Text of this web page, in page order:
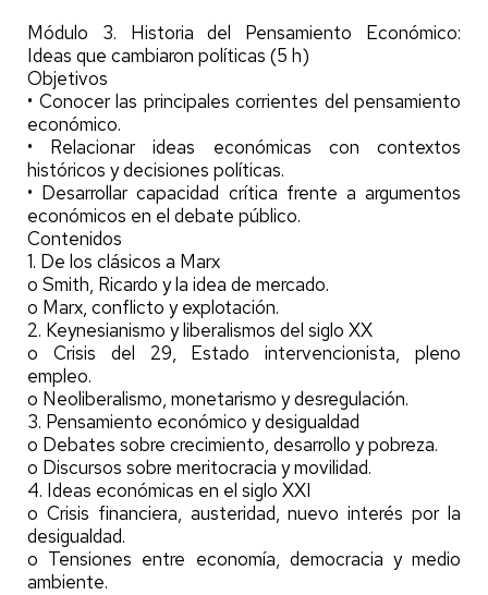
Módulo 3. Historia del Pensamiento Económico:
Ideas que cambiaron políticas (5 h)
Objetivos
• Conocer las principales corrientes del pensamiento
económico.
• Relacionar ideas económicas con contextos
históricos y decisiones políticas.
• Desarrollar capacidad crítica frente a argumentos
económicos en el debate público.
Contenidos
1. De los clásicos a Marx
o Smith, Ricardo y la idea de mercado.
o Marx, conflicto y explotación.
2. Keynesianismo y liberalismos del siglo XX
o Crisis del 29, Estado intervencionista, pleno
empleo.
o Neoliberalismo, monetarismo y desregulación.
3. Pensamiento económico y desigualdad
o Debates sobre crecimiento, desarrollo y pobreza.
o Discursos sobre meritocracia y movilidad.
4. Ideas económicas en el siglo XXI
o Crisis financiera, austeridad, nuevo interés por la
desigualdad.
o Tensiones entre economía, democracia y medio
ambiente.